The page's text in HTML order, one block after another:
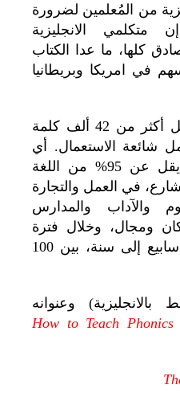
من المُعلمين لضرورة
متكلمي الانجليزية
كلها، ما عدا الكتاب
في امريكا وبريطانيا
الكامل أكثر من 42 ألف كلمة
شائعة الاستعمال. أي
ان البرنامج يُعلم ما لا يقل عن 95% من اللغة
في العمل والتجارة
والآداب والمدارس
ومجال، وخلال فترة
زمنية قصيرة (من ستة اسابيع إلى سنة، بين 100
فقط بالانجليزية) وعنوانه
How to Teach Phonics